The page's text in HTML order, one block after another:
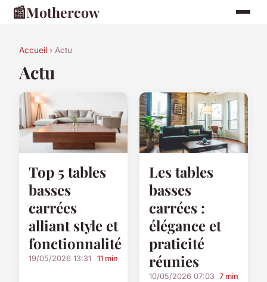
📰Mothercow
Accueil › Actu
Actu
Top 5 tables
basses
carrées
alliant style et
fonctionnalité
19/05/2026 13:31 11 min
Les tables
basses
carrées :
élégance et
praticité
réunies
10/05/2026 07:03 7 min